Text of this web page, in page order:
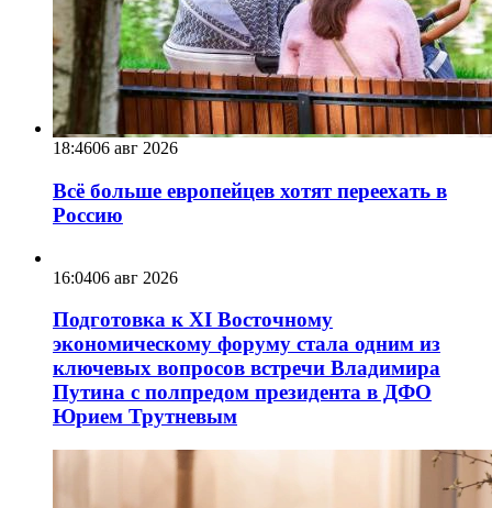
18:4606 авг 2026
Всё больше европейцев хотят переехать в
Россию
16:0406 авг 2026
Подготовка к XI Восточному
экономическому форуму стала одним из
ключевых вопросов встречи Владимира
Путина с полпредом президента в ДФО
Юрием Трутневым